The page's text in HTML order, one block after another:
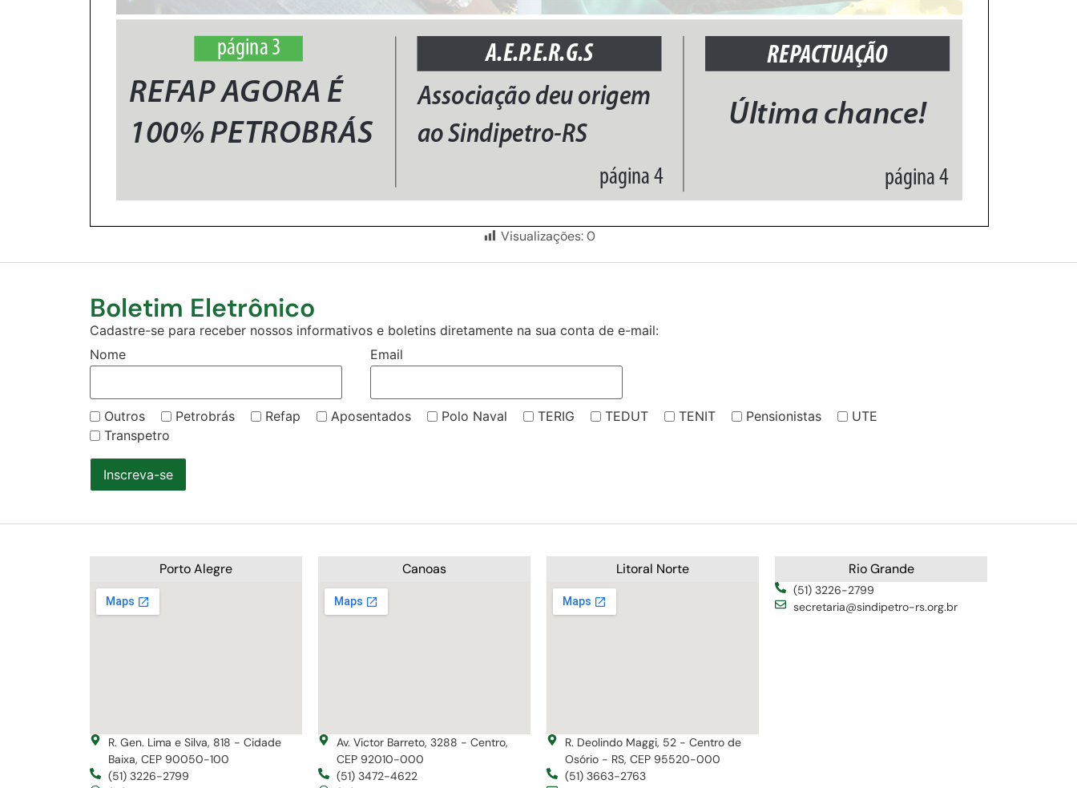
Visualizações:0
Boletim Eletrônico
Cadastre-se para receber nossos informativos e boletins diretamente na sua conta de e-mail:
Nome
Email
Outros Petrobrás Refap Aposentados Polo Naval TERIG TEDUT TENIT Pensionistas
UTE
Transpetro
Inscreva-se
Porto Alegre
R. Gen. Lima e Silva, 818 - Cidade
Baixa, CEP 90050-100
(51) 3226-2799
Canoas
Av. Victor Barreto, 3288 - Centro,
CEP 92010-000
(51) 3472-4622
Litoral Norte
R. Deolindo Maggi, 52 - Centro de
Osório - RS, CEP 95520-000
(51) 3663-2763
Rio Grande
(51) 3226-2799
secretaria@sindipetro-rs.org.br